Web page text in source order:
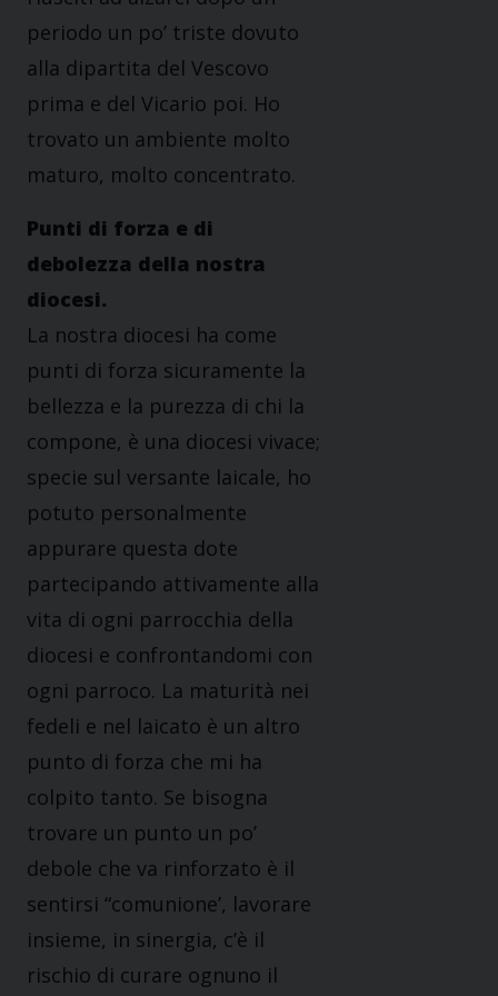
periodo un po’ triste dovuto
alla dipartita del Vescovo
prima e del Vicario poi. Ho
trovato un ambiente molto
maturo, molto concentrato.
Punti di forza e di
debolezza della nostra
diocesi.
La nostra diocesi ha come
punti di forza sicuramente la
bellezza e la purezza di chi la
compone, è una diocesi vivace;
specie sul versante laicale, ho
potuto personalmente
appurare questa dote
partecipando attivamente alla
vita di ogni parrocchia della
diocesi e confrontandomi con
ogni parroco. La maturità nei
fedeli e nel laicato è un altro
punto di forza che mi ha
colpito tanto. Se bisogna
trovare un punto un po’
debole che va rinforzato è il
sentirsi “comunione’, lavorare
insieme, in sinergia, c’è il
rischio di curare ognuno il